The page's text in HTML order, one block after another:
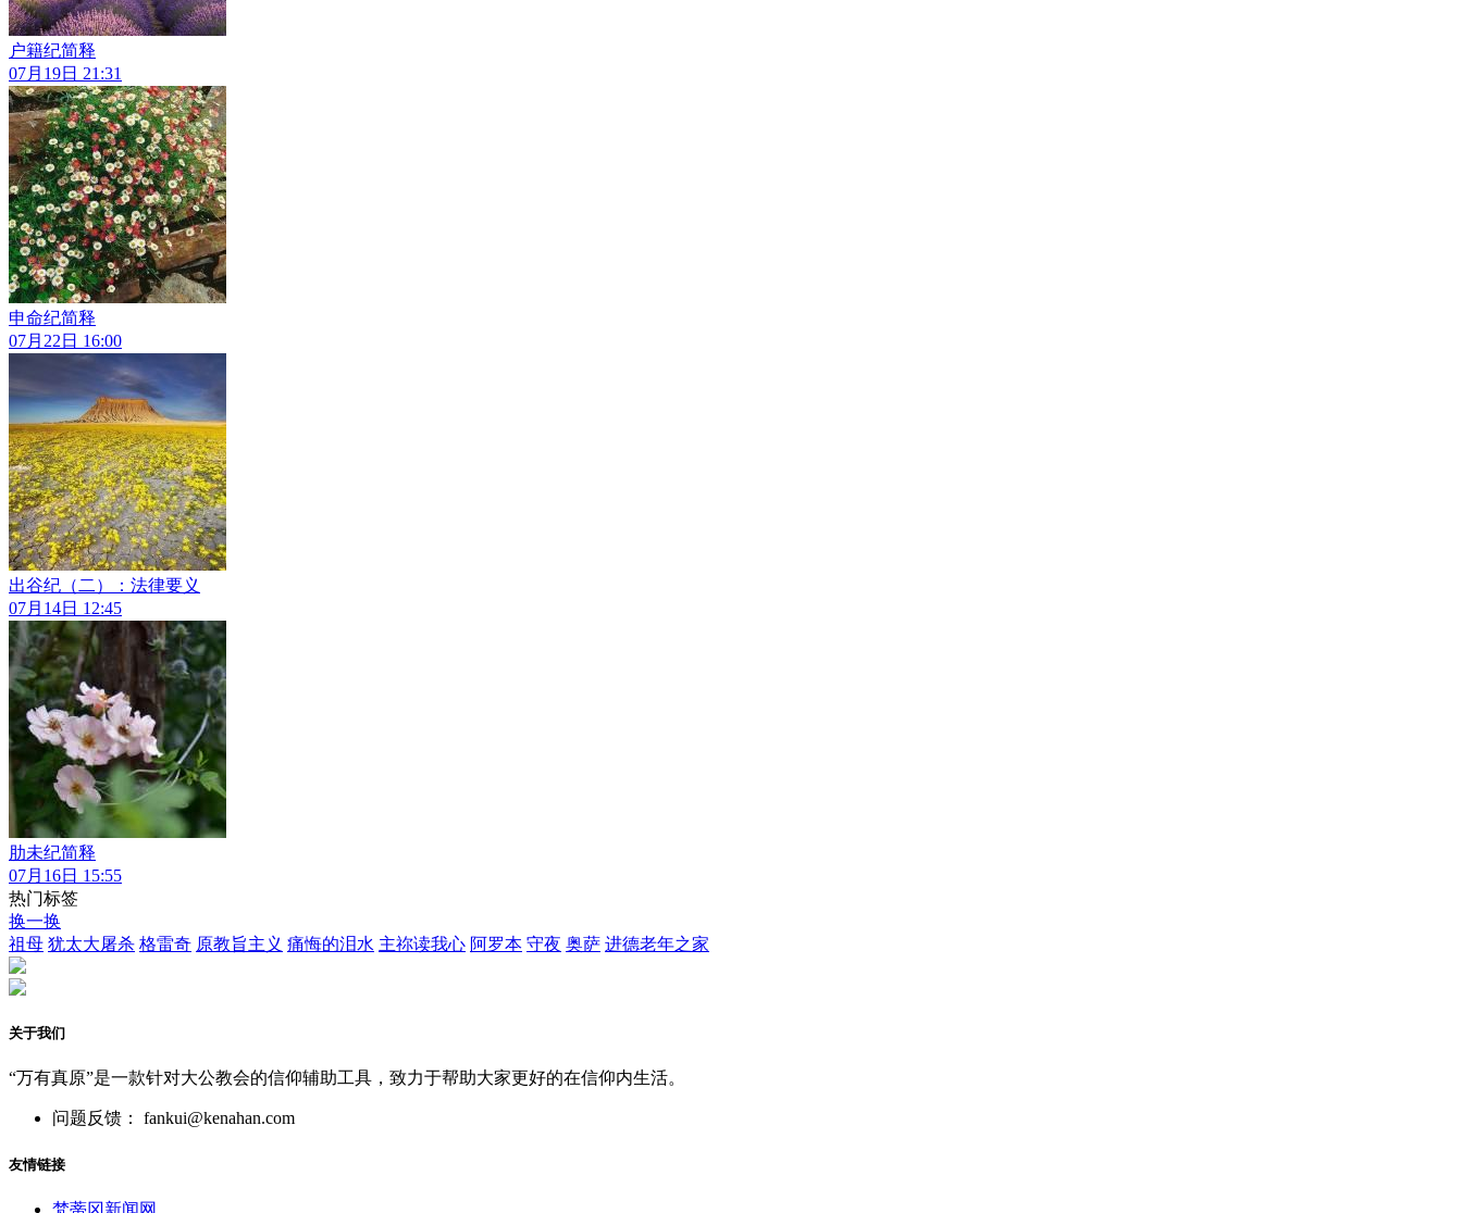
户籍纪简释
07月19日 21:31
申命纪简释
07月22日 16:00
出谷纪（二）：法律要义
07月14日 12:45
肋未纪简释
07月16日 15:55
热门标签
换一换
祖母 犹太大屠杀 格雷奇 原教旨主义 痛悔的泪水 主祢读我心 阿罗本 守夜 奥萨 进德老年之家
关于我们
“万有真原”是一款针对大公教会的信仰辅助工具，致力于帮助大家更好的在信仰内生活。
问题反馈： fankui@kenahan.com
友情链接
梵蒂冈新闻网